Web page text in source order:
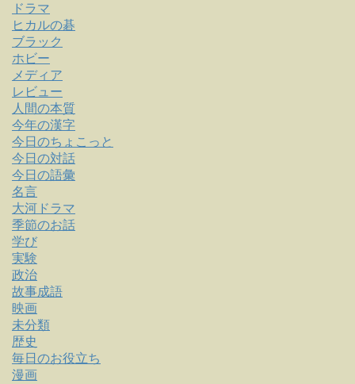
ドラマ
ヒカルの碁
ブラック
ホビー
メディア
レビュー
人間の本質
今年の漢字
今日のちょこっと
今日の対話
今日の語彙
名言
大河ドラマ
季節のお話
学び
実験
政治
故事成語
映画
未分類
歴史
毎日のお役立ち
漫画